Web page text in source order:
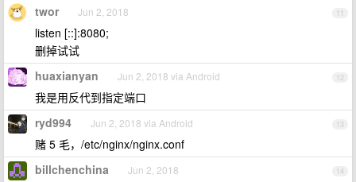
11
twor Jun 2, 2018
listen [::]:8080;
删掉试试
12
huaxianyan Jun 2, 2018 via Android
我是用反代到指定端口
13
ryd994 Jun 2, 2018 via Android
赌 5 毛，/etc/nginx/nginx.conf
14
billchenchina Jun 2, 2018